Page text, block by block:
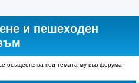
и пешеходен
осъществява под темата му във форума